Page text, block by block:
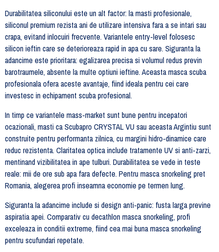
Durabilitatea siliconului este un alt factor: la masti profesionale,
siliconul premium rezista ani de utilizare intensiva fara a se intari sau
crapa, evitand inlocuiri frecvente. Variantele entry-level folosesc
silicon ieftin care se deterioreaza rapid in apa cu sare. Siguranta la
adancime este prioritara: egalizarea precisa si volumul redus previn
barotraumele, absente la multe optiuni ieftine. Aceasta masca scuba
profesionala ofera aceste avantaje, fiind ideala pentru cei care
investesc in echipament scuba profesional.
In timp ce variantele mass-market sunt bune pentru incepatori
ocazionali, masti ca Scubapro CRYSTAL VU sau aceasta Argintiu sunt
construite pentru performanta zilnica, cu margini hidro-dinamice care
reduc rezistenta. Claritatea optica include tratamente UV si anti-zarzi,
mentinand vizibilitatea in ape tulburi. Durabilitatea se vede in teste
reale: mii de ore sub apa fara defecte. Pentru masca snorkeling pret
Romania, alegerea profi inseamna economie pe termen lung.
Siguranta la adancime include si design anti-panic: fusta larga previne
aspiratia apei. Comparativ cu decathlon masca snorkeling, profi
exceleaza in conditii extreme, fiind cea mai buna masca snorkeling
pentru scufundari repetate.